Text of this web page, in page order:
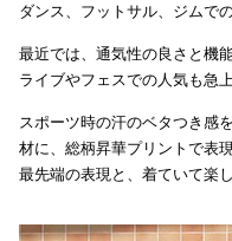
ダンス、フットサル、ジムで
最近では、通気性の良さと機
ライブやフェスでの人気も急上
スポーツ時の汗のベタつき感
材に、総柄昇華プリントで表
最先端の表現と、着ていて楽